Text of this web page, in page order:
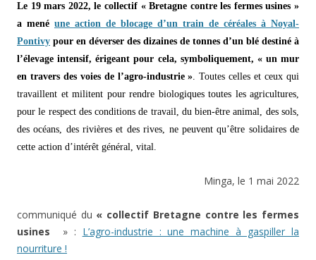
Le 19 mars 2022, le collectif « Bretagne contre les fermes usines »
a mené une action de blocage d’un train de céréales à Noyal-
Pontivy pour en déverser des dizaines de tonnes d’un blé destiné à
l’élevage intensif, érigeant pour cela, symboliquement, « un mur
en travers des voies de l’agro-industrie ». Toutes celles et ceux qui
travaillent et militent pour rendre biologiques toutes les agricultures,
pour le respect des conditions de travail, du bien-être animal, des sols,
des océans, des rivières et des rives, ne peuvent qu’être solidaires de
cette action d’intérêt général, vital.
Minga, le 1 mai 2022
communiqué du « collectif Bretagne contre les fermes
usines » : L’agro-industrie : une machine à gaspiller la
nourriture !